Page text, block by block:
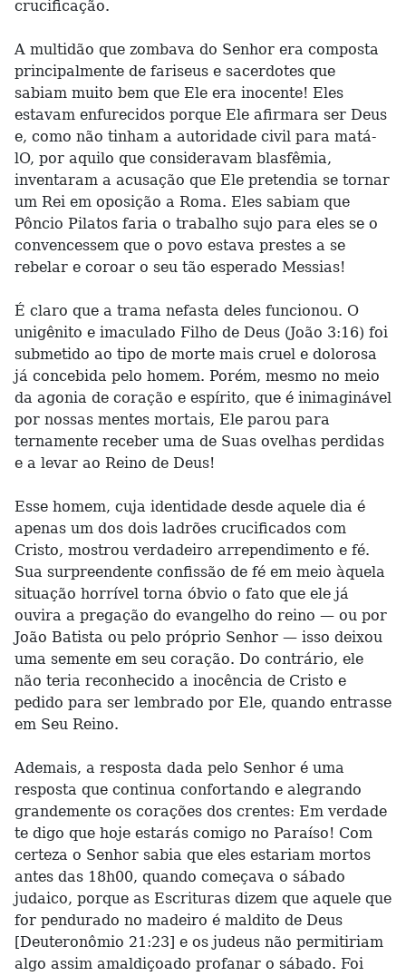
crucificação.
A multidão que zombava do Senhor era composta
principalmente de fariseus e sacerdotes que
sabiam muito bem que Ele era inocente! Eles
estavam enfurecidos porque Ele afirmara ser Deus
e, como não tinham a autoridade civil para matá-
lO, por aquilo que consideravam blasfêmia,
inventaram a acusação que Ele pretendia se tornar
um Rei em oposição a Roma. Eles sabiam que
Pôncio Pilatos faria o trabalho sujo para eles se o
convencessem que o povo estava prestes a se
rebelar e coroar o seu tão esperado Messias!
É claro que a trama nefasta deles funcionou. O
unigênito e imaculado Filho de Deus (João 3:16) foi
submetido ao tipo de morte mais cruel e dolorosa
já concebida pelo homem. Porém, mesmo no meio
da agonia de coração e espírito, que é inimaginável
por nossas mentes mortais, Ele parou para
ternamente receber uma de Suas ovelhas perdidas
e a levar ao Reino de Deus!
Esse homem, cuja identidade desde aquele dia é
apenas um dos dois ladrões crucificados com
Cristo, mostrou verdadeiro arrependimento e fé.
Sua surpreendente confissão de fé em meio àquela
situação horrível torna óbvio o fato que ele já
ouvira a pregação do evangelho do reino — ou por
João Batista ou pelo próprio Senhor — isso deixou
uma semente em seu coração. Do contrário, ele
não teria reconhecido a inocência de Cristo e
pedido para ser lembrado por Ele, quando entrasse
em Seu Reino.
Ademais, a resposta dada pelo Senhor é uma
resposta que continua confortando e alegrando
grandemente os corações dos crentes: Em verdade
te digo que hoje estarás comigo no Paraíso! Com
certeza o Senhor sabia que eles estariam mortos
antes das 18h00, quando começava o sábado
judaico, porque as Escrituras dizem que aquele que
for pendurado no madeiro é maldito de Deus
[Deuteronômio 21:23] e os judeus não permitiriam
algo assim amaldiçoado profanar o sábado. Foi